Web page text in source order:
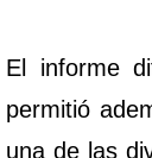
El informe
permitió
una de las